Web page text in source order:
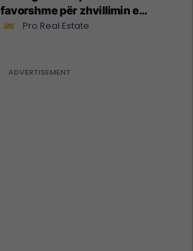
favorshme për zhvillimin e
biznesit #15796
Pro Real Estate